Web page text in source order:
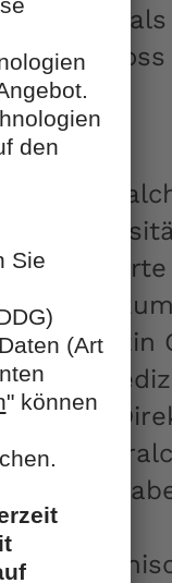
ist sie
und